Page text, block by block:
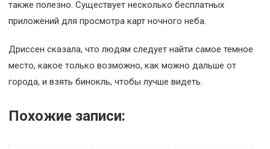
также полезно. Существует несколько бесплатных
приложений для просмотра карт ночного неба.
Дриссен сказала, что людям следует найти самое темное
место, какое только возможно, как можно дальше от
города, и взять бинокль, чтобы лучше видеть.
Похожие записи: